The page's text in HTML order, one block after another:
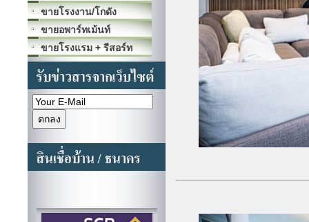
ขายโรงงาน/โกดัง
ขายอพาร์ทเม้นท์
ขายโรงแรม + รีสอร์ท